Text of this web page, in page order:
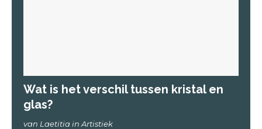
Wat is het verschil tussen kristal en
glas?
van Laetitia in Artistiek